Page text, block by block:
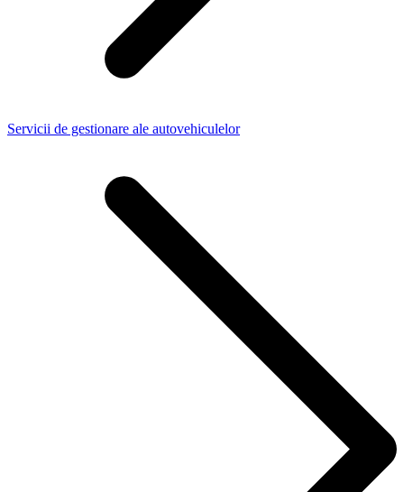
Servicii de gestionare ale autovehiculelor